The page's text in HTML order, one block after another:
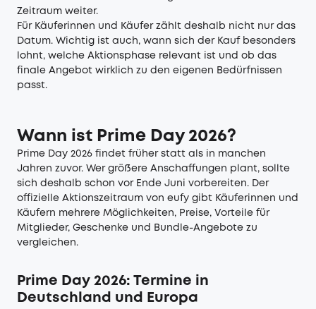
Zeitraum weiter.
Für Käuferinnen und Käufer zählt deshalb nicht nur das
Datum. Wichtig ist auch, wann sich der Kauf besonders
lohnt, welche Aktionsphase relevant ist und ob das
finale Angebot wirklich zu den eigenen Bedürfnissen
passt.
Wann ist Prime Day 2026?
Prime Day 2026 findet früher statt als in manchen
Jahren zuvor. Wer größere Anschaffungen plant, sollte
sich deshalb schon vor Ende Juni vorbereiten. Der
offizielle Aktionszeitraum von eufy gibt Käuferinnen und
Käufern mehrere Möglichkeiten, Preise, Vorteile für
Mitglieder, Geschenke und Bundle-Angebote zu
vergleichen.
Prime Day 2026: Termine in
Deutschland und Europa